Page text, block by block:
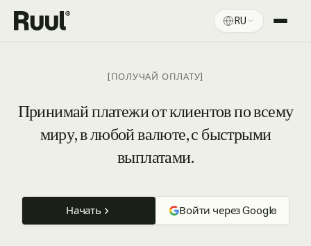
Главная Ruul RU
Ресурсы
[ПОЛУЧАЙ ОПЛАТУ]
Принимай платежи от клиентов по всему
миру, в любой валюте, с быстрыми
выплатами.
Начать Войти через Google